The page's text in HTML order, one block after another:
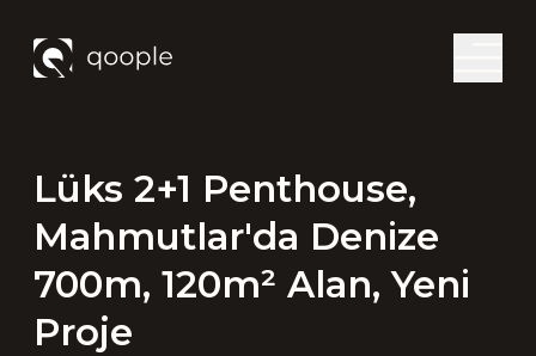
Lüks 2+1 Penthouse,
Mahmutlar'da Denize
700m, 120m² Alan, Yeni
Proje